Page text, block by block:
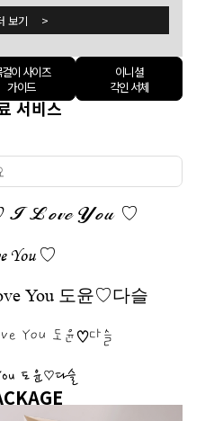
보기 >
이 사이즈
가이드
이니셜
각인 서체
서비스
I Love You ♡
You ♡
You 도윤♡다슬
You 도윤♡다슬
도윤♡다슬